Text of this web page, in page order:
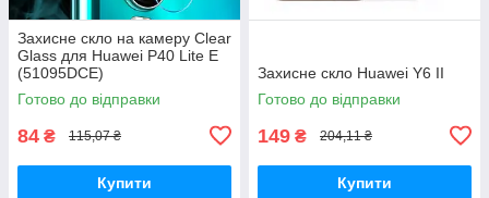
Захисне скло на камеру Clear
Glass для Huawei P40 Lite E
(51095DCE)
Готово до відправки
84 ₴ 115,07 ₴
Купити
Захисне скло Huawei Y6 II
Готово до відправки
149 ₴ 204,11 ₴
Купити